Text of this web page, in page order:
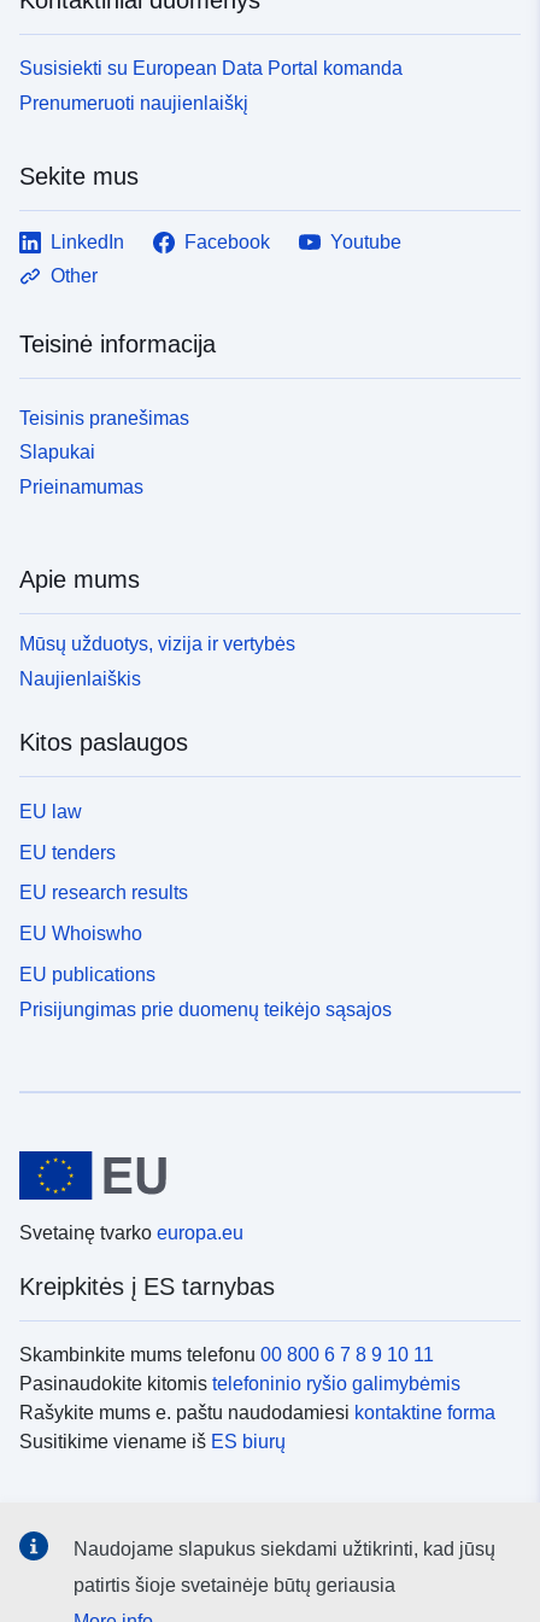
Susisiekti su European Data Portal komanda
Prenumeruoti naujienlaiškį
Sekite mus
LinkedIn Facebook
Youtube
Other
Teisinė informacija
Teisinis pranešimas
Slapukai
Prieinamumas
Apie mums
Mūsų užduotys, vizija ir vertybės
Naujienlaiškis
Kitos paslaugos
EU law
EU tenders
EU research results
EU Whoiswho
EU publications
Prisijungimas prie duomenų teikėjo sąsajos
Svetainę tvarko europa.eu
Kreipkitės į ES tarnybas
Skambinkite mums telefonu 00 800 6 7 8 9 10 11
Pasinaudokite kitomis telefoninio ryšio galimybėmis
Rašykite mums e. paštu naudodamiesi kontaktine forma
Susitikime viename iš ES biurų
socialinių tinklų kanalai
Naudojame slapukus siekdami užtikrinti, kad jūsų
patirtis šioje svetainėje būtų geriausia